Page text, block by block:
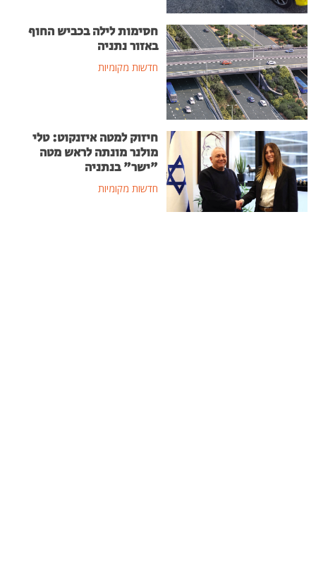
חסימות לילה בכביש החוף
באזור נתניה
חדשות מקומיות
חיזוק למטה איזנקוט: טלי
מולנר מונתה לראש מטה
"ישר" בנתניה
חדשות מקומיות